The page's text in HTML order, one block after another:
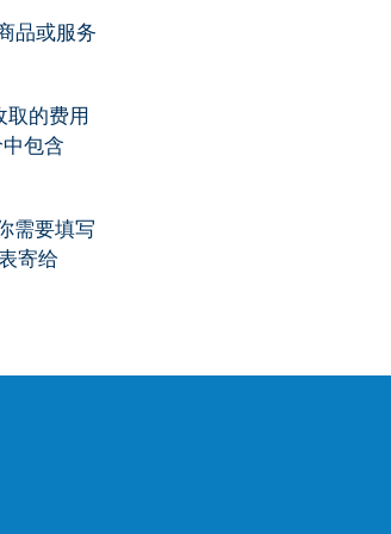
品或服务
取的费用
包含
需要填写
寄给